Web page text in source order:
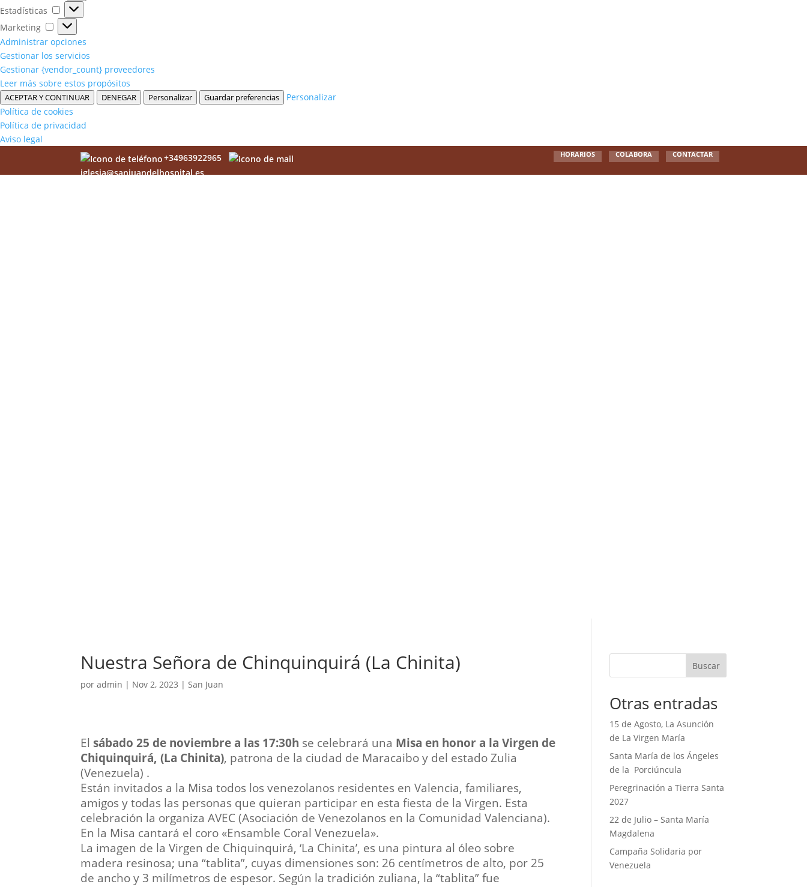
Estadísticas
Estadísticas
Marketing
Marketing
Administrar opciones
Gestionar los servicios
Gestionar {vendor_count} proveedores
Leer más sobre estos propósitos
ACEPTAR Y CONTINUAR DENEGAR Personalizar Guardar preferencias
Personalizar
Política de cookies
Política de privacidad
Aviso legal
+34963922965
iglesia@sanjuandelhospital.es
HORARIOS COLABORA CONTACTAR
Nuestra Señora de Chinquinquirá (La Chinita)
poradmin | Nov 2, 2023 |San Juan
El sábado 25 de noviembre a las 17:30h se celebrará una Misa en honor a la Virgen de
Chiquinquirá, (La Chinita), patrona de la ciudad de Maracaibo y del estado Zulia
(Venezuela) .
Están invitados a la Misa todos los venezolanos residentes en Valencia, familiares,
amigos y todas las personas que quieran participar en esta fiesta de la Virgen. Esta
celebración la organiza AVEC (Asociación de Venezolanos en la Comunidad Valenciana).
En la Misa cantará el coro «Ensamble Coral Venezuela».
La imagen de la Virgen de Chiquinquirá, ‘La Chinita’, es una pintura al óleo sobre
madera resinosa; una “tablita”, cuyas dimensiones son: 26 centímetros de alto, por 25
de ancho y 3 milímetros de espesor. Según la tradición zuliana, la “tablita” fue
Buscar
Otras entradas
15 de Agosto, La Asunción
de La Virgen María
Santa María de los Ángeles
de la Porciúncula
Peregrinación a Tierra Santa
2027
22 de Julio – Santa María
Magdalena
Campaña Solidaria por
Venezuela